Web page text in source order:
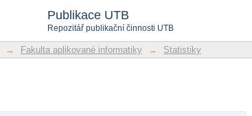
Publikace UTB
Repozitář publikační činnosti UTB
→ Fakulta aplikované informatiky → Statistiky